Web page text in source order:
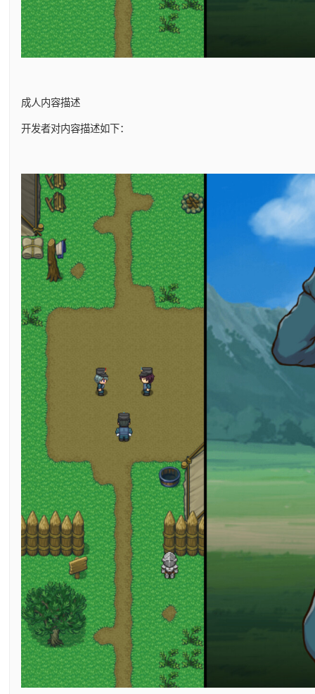
成人内容描述
开发者对内容描述如下：